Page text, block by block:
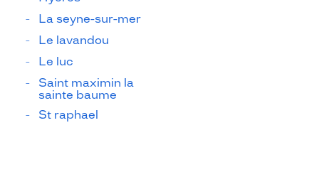
La seyne-sur-mer
Le lavandou
Le luc
Saint maximin la
sainte baume
St raphael